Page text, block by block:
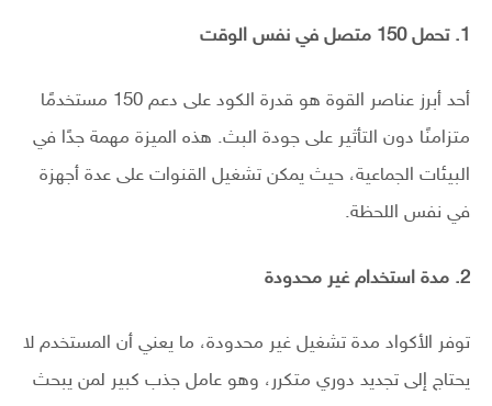
1. تحمل 150 متصل في نفس الوقت
أحد أبرز عناصر القوة هو قدرة الكود على دعم 150 مستخدمًا
متزامنًا دون التأثير على جودة البث. هذه الميزة مهمة جدًا في
البيئات الجماعية، حيث يمكن تشغيل القنوات على عدة أجهزة
في نفس اللحظة.
2. مدة استخدام غير محدودة
توفر الأكواد مدة تشغيل غير محدودة، ما يعني أن المستخدم لا
يحتاج إلى تجديد دوري متكرر، وهو عامل جذب كبير لمن يبحث